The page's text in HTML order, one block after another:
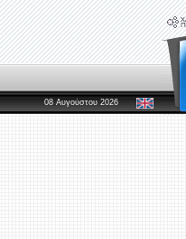
08 Αυγούστου 2026